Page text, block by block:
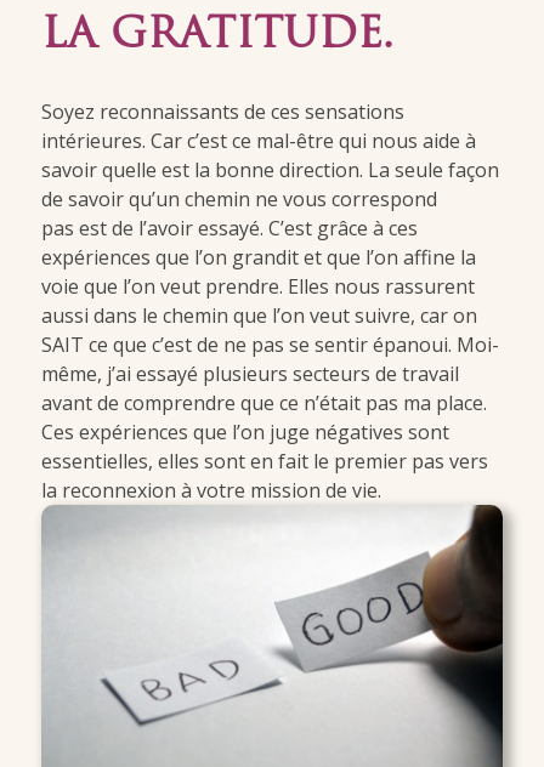
LA GRATITUDE.
Soyez reconnaissants de ces sensations
intérieures. Car c’est ce mal-être qui nous aide à
savoir quelle est la bonne direction. La seule façon
de savoir qu’un chemin ne vous correspond
pas est de l’avoir essayé. C’est grâce à ces
expériences que l’on grandit et que l’on affine la
voie que l’on veut prendre. Elles nous rassurent
aussi dans le chemin que l’on veut suivre, car on
SAIT ce que c’est de ne pas se sentir épanoui. Moi-
même, j’ai essayé plusieurs secteurs de travail
avant de comprendre que ce n’était pas ma place.
Ces expériences que l’on juge négatives sont
essentielles, elles sont en fait le premier pas vers
la reconnexion à votre mission de vie.